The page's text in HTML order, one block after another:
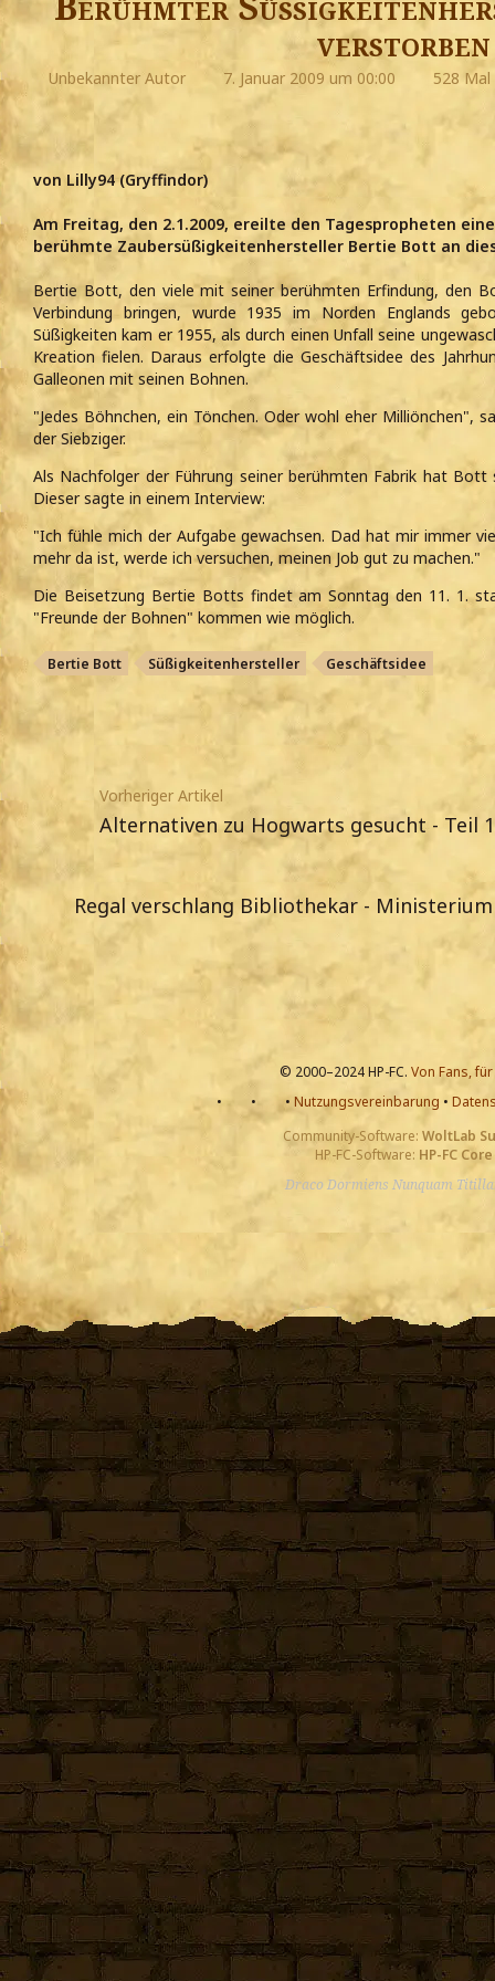
verstorben
Unbekannter Autor 7. Januar 2009 um 00:00 528 Mal
von Lilly94 (Gryffindor)
Am Freitag, den 2.1.2009, ereilte den Tagespropheten
berühmte Zaubersüßigkeitenhersteller Bertie Bott an
Bertie Bott, den viele mit seiner berühmten Erfindung, den
Verbindung bringen, wurde 1935 im Norden Englands
Süßigkeiten kam er 1955, als durch einen Unfall seine
Kreation fielen. Daraus erfolgte die Geschäftsidee des
Galleonen mit seinen Bohnen.
"Jedes Böhnchen, ein Tönchen. Oder wohl eher Milliönchen",
der Siebziger.
Als Nachfolger der Führung seiner berühmten Fabrik hat
Dieser sagte in einem Interview:
"Ich fühle mich der Aufgabe gewachsen. Dad hat mir immer
mehr da ist, werde ich versuchen, meinen Job gut zu machen."
Die Beisetzung Bertie Botts findet am Sonntag den 11. 1.
"Freunde der Bohnen" kommen wie möglich.
Bertie Bott Süßigkeitenhersteller Geschäftsidee
Vorheriger Artikel
Alternativen zu Hogwarts gesucht - Teil
Regal verschlang Bibliothekar -
© 2000–2024 HP-FC. Von Fans,
•
• • Nutzungsvereinbarung •
Community-Software: WoltLab
HP-FC-Software: HP-FC Core
Draco Dormiens Nunquam